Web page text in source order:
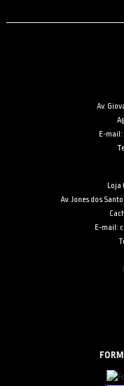
Av.
E-
Loja
Av. Jones dos
E-mail: